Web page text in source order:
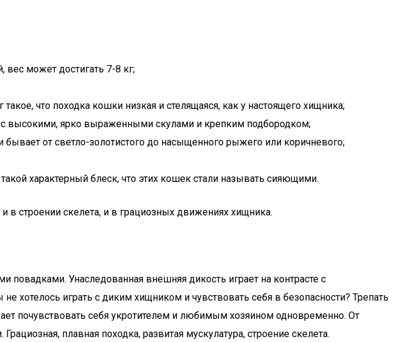
вес может достигать 7-8 кг;
что походка кошки низкая и стелящаяся, как у настоящего хищника;
высокими, ярко выраженными скулами и крепким подбородком;
от светло-золотистого до насыщенного рыжего или коричневого;
характерный блеск, что этих кошек стали называть сияющими.
в строении скелета, и в грациозных движениях хищника.
Унаследованная внешняя дикость играет на контрасте с
играть с диким хищником и чувствовать себя в безопасности? Трепать
почувствовать себя укротителем и любимым хозяином одновременно. От
плавная походка, развитая мускулатура, строение скелета.